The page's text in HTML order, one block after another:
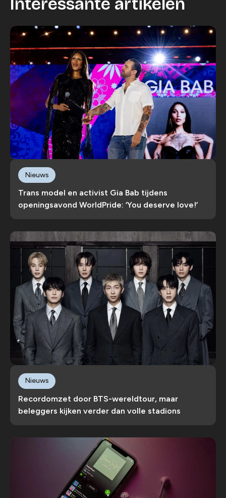
Interessante artikelen
Trans model en activist Gia Bab tijdens
openingsavond WorldPride: ‘You deserve love!’
Nieuws
Recordomzet door BTS-wereldtour, maar
beleggers kijken verder dan volle stadions
Nieuws